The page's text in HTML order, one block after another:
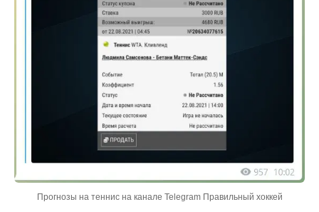
Прогнозы на теннис на канале Telegram Правильный хоккей